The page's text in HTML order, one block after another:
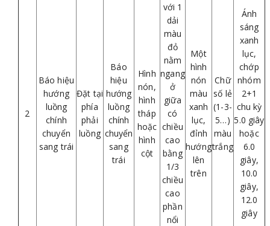
2
Báo hiệu
hướng
luồng
chính
chuyển
sang trái
Đặt tại
phía
phải
luồng
Báo
hiệu
hướng
luồng
chính
chuyển
sang
trái
Hình
nón,
hình
tháp
hoặc
hình
cột
với 1
dải
màu
đỏ
nằm
ngang
ở
giữa
có
chiều
cao
bằng
1/3
chiều
cao
phần
nổi
Một
hình
nón
màu
xanh
lục,
đỉnh
hướng
lên
trên
Chữ
số lẻ
(1-3-
5…)
màu
trắng
Ánh
sáng
xanh
lục,
chớp
nhóm
2+1
chu kỳ
5.0 giây
hoặc
6.0
giây,
10.0
giây,
12.0
giây